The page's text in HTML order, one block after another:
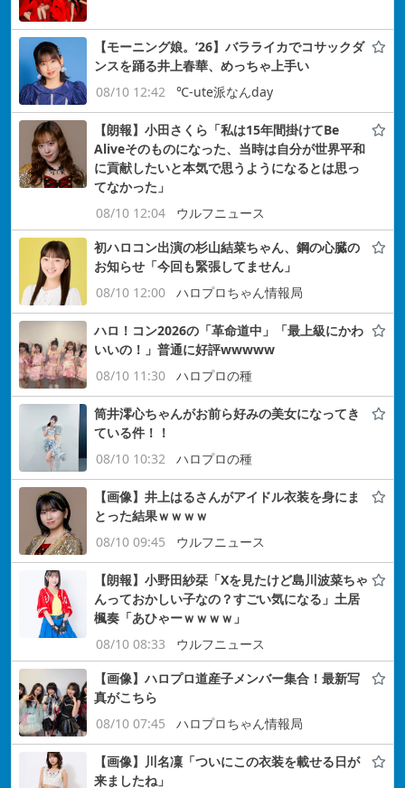
【モーニング娘。’26】バラライカでコサックダ
ンスを踊る井上春華、めっちゃ上手い
08/10 12:42
℃-ute派なんday
【朗報】小田さくら「私は15年間掛けてBe
Aliveそのものになった、当時は自分が世界平和
に貢献したいと本気で思うようになるとは思っ
てなかった」
08/10 12:04
ウルフニュース
初ハロコン出演の杉山結菜ちゃん、鋼の心臓の
お知らせ「今回も緊張してません」
08/10 12:00
ハロプロちゃん情報局
ハロ！コン2026の「革命道中」「最上級にかわ
いいの！」普通に好評wwwww
08/10 11:30
ハロプロの種
筒井澪心ちゃんがお前ら好みの美女になってき
ている件！！
08/10 10:32
ハロプロの種
【画像】井上はるさんがアイドル衣装を身にま
とった結果ｗｗｗｗ
08/10 09:45
ウルフニュース
【朗報】小野田紗栞「Xを見たけど島川波菜ちゃ
んっておかしい子なの？すごい気になる」土居
楓奏「あひゃーｗｗｗｗ」
08/10 08:33
ウルフニュース
【画像】ハロプロ道産子メンバー集合！最新写
真がこちら
08/10 07:45
ハロプロちゃん情報局
【画像】川名凜「ついにこの衣装を載せる日が
来ましたね」